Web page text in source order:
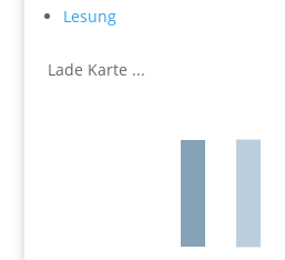
Lesung
Lade Karte ...